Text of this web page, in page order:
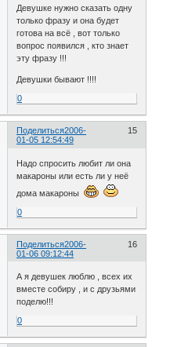
Девушке нужно сказать одну
только фразу и она будет
готова на всё , вот только
вопрос появился , кто знает
эту фразу !!!
Девушки бывают !!!!
0
Поделиться 15
2006-
01-05 12:54:49
Надо спросить любит ли она
макароны или есть ли у неё
дома макароны
0
Поделиться 16
2006-
01-06 09:12:44
А я девушек люблю , всех их
вместе собиру , и с друзьями
поделю!!!
0